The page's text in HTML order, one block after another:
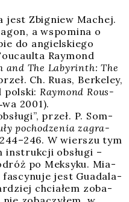
jest Zbi­gniew Machej.
a wspo­mi­na o
do angiel­skie­go
Ray­mond
and The Laby­rinth: The
Ch. Ruas, Ber­ke­ley,
pol­ski: Ray­mond Rous­
2001).
przeł. P. Som­
pocho­dze­nia zagra­
W wier­szu tym
instruk­cji obsłu­gi –
po Mek­sy­ku. Mia­
jest Guada­la­
chcia­łem zoba­